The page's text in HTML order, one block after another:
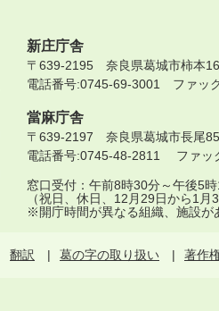
新庄庁舎
〒639-2195 奈良県葛城市柿本
電話番号:0745-69-3001 ファッ
當麻庁舎
〒639-2197 奈良県葛城市長尾
電話番号:0745-48-2811 ファッ
窓口受付：午前8時30分～午後5
（祝日、休日、12月29日から1月
※開庁時間が異なる組織、施設が
翻訳 葛の字の取り扱い 著作